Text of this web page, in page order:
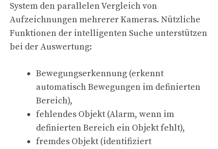
System den parallelen Vergleich von
Aufzeichnungen mehrerer Kameras. Nützliche
Funktionen der intelligenten Suche unterstützen
bei der Auswertung:
Bewegungserkennung (erkennt
automatisch Bewegungen im definierten
Bereich),
fehlendes Objekt (Alarm, wenn im
definierten Bereich ein Objekt fehlt),
fremdes Objekt (identifiziert